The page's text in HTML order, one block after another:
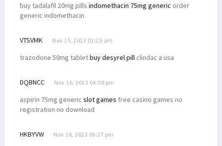
buy tadalafil 20mg pills indomethacin 75mg generic order
generic indomethacin
VTSVMK Nov 15, 2023 01:25 am
trazodone 50mg tabletbuy desyrel pill clindac a usa
DQBNCC Nov 16, 2023 04:08 pm
aspirin 75mg generic slot games free casino games no
registration no download
HKBYVW Nov 16, 2023 06:27 pm